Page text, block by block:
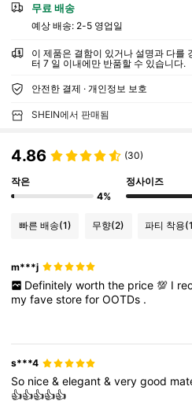
무료 배송
예상 배송: 2-5 영업일
이 제품은 결함이 있거나 설명과 다를
터 7 일 이내에만 반품할 수 있습니다.
안전한 결제 · 개인정보 보호
SHEIN에서 판매됨
4.86 (30)
작은
4%
정사이즈
빠른 배송(1) 무향(2) 파티 착용
m***j
Definitely worth the price 💯 I
myfavestoreforOOTDs .
s***4
So nice&elegant&verygood
👍👍👍👍👍